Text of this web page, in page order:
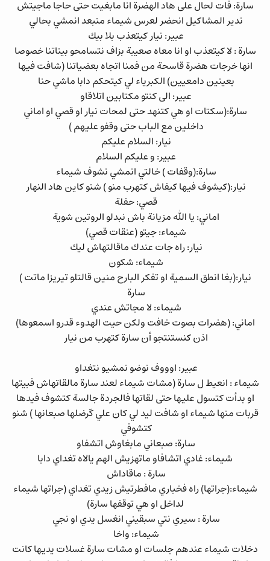
سارة: فات لحال على هاد الهضرة انا مابغيت حتى حاجا ماجيتش
ندير المشاكيل انحضر لعرس شيماء منبعد انمشي بحالي
عبير: نيار كيتعذب بلا بيك
سارة : لا كيتعذب او انا معاه صعيبة بزاف نتسامحو بيناتنا خصوصا
انها خرجات هضرة قاسحة من فمنا اتجاه بعضياتنا (شافت فيها
بعينين دامعيين) الكبرياء لي كيتحكم دابا ماشي حنا
عبير: الى كنتو مكتابين اتلاقاو
سارة:(سكتات او هي كتنهد حتى لمحات نيار او قصي او اماني
داخلين مع الباب حتى وقفو عليهم )
نيار: السلام عليكم
عبير: و عليكم السلام
سارة:(وقفات ) خالتي انمشي نشوف شيماء
نيار:(كيشوف فيها كيفاش كتهرب منو ) شنو كاين هاد النهار
قصي: حفلة
اماني: يا الله مزيانة باش نبدلو الروتين شوية
شيماء: جيتو (عنقات قصي)
نيار: راه جات عندك ماقالتهاش ليك
شيماء: شكون
نيار:(بغا انطق السمية او تفكر البارح منين قالتلو تيريزا ماتت )
سارة
شيماء: لا مجاتش عندي
اماني: (هضرات بصوت خافت ولكن حيت الهدوء قدرو اسمعوها)
اذن كنستنتجو أن سارة كتهرب من نيار
عبير: اوووف نوضو نمشيو نتغداو
شيماء : انعيط ل سارة (مشات شيماء لعند سارة مالقاتهاش فبيتها
او بدأت كتسول عليها حتى لقاتها فالجردة جالسة كتشوف فيدها
قربات منها شيماء او شافت ليد لي كان علي گرضلها صبعانها ) شنو
كتشوفي
سارة: صبعاني مابغاوش اتشفاو
شيماء: غادي اتشافاو ماتهزيش الهم يالاه تغداي دابا
سارة : ماقاداش
شيماء:(جراتها) راه فخباري مافطرتيش زيدي تغداي (جراتها شيماء
لداخل او هي توقفها سارة)
سارة : سيري نتي سبقيني انغسل يدي او نجي
شيماء: واخا
دخلات شيماء عندهم جلسات او مشات سارة غسلات يديها كانت